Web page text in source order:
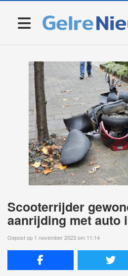
Scooterrijder
aanrijding met auto
Gepost op 1 november 2023 om 11:14